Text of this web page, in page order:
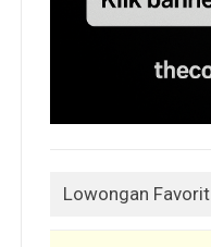
Lowongan Favorit